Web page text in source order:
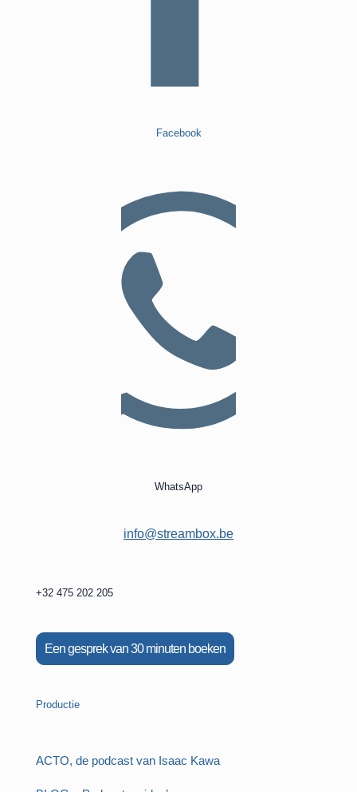
Facebook
WhatsApp
info@streambox.be
+32 475 202 205
Een gesprek van 30 minuten boeken
Productie
ACTO, de podcast van Isaac Kawa